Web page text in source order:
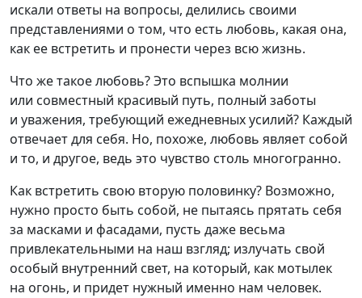
искали ответы на вопросы, делились своими
представлениями о том, что есть любовь, какая она,
как ее встретить и пронести через всю жизнь.
Что же такое любовь? Это вспышка молнии
или совместный красивый путь, полный заботы
и уважения, требующий ежедневных усилий? Каждый
отвечает для себя. Но, похоже, любовь являет собой
и то, и другое, ведь это чувство столь многогранно.
Как встретить свою вторую половинку? Возможно,
нужно просто быть собой, не пытаясь прятать себя
за масками и фасадами, пусть даже весьма
привлекательными на наш взгляд; излучать свой
особый внутренний свет, на который, как мотылек
на огонь, и придет нужный именно нам человек.